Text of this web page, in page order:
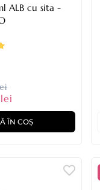
ALB cu sita -
ÎN COȘ